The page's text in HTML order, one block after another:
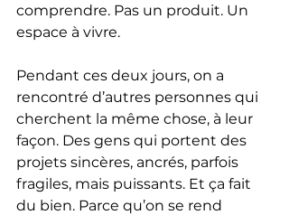
comprendre. Pas un produit. Un
espace à vivre.
Pendant ces deux jours, on a
rencontré d’autres personnes qui
cherchent la même chose, à leur
façon. Des gens qui portent des
projets sincères, ancrés, parfois
fragiles, mais puissants. Et ça fait
du bien. Parce qu’on se rend